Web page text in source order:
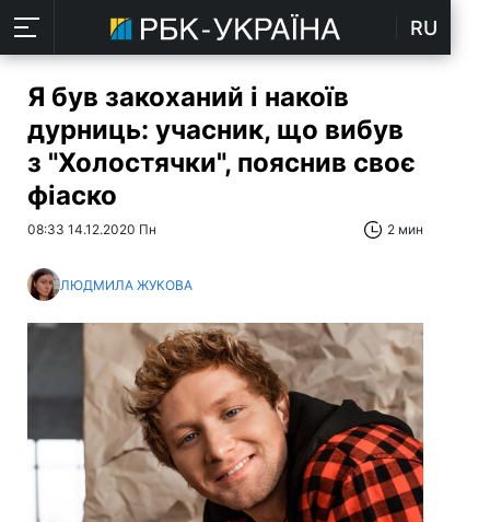
RU
Я був закоханий і накоїв
дурниць: учасник, що вибув
з "Холостячки", пояснив своє
фіаско
08:33 14.12.2020 Пн 2 мин
ЛЮДМИЛА ЖУКОВА